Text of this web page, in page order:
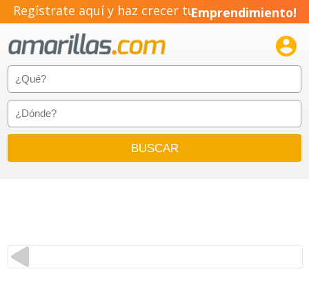
Regístrate aquí y haz crecer tuEmprendimiento!
